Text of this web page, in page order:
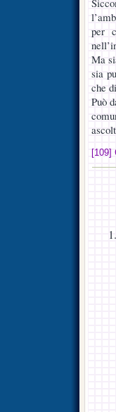
per
Ma
sia
che
Può
[109]